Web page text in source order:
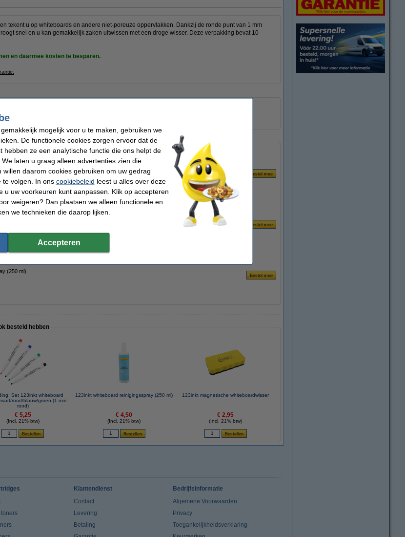
tekent u op whiteboards en andere niet-poreuze oppervlakken. Dankzij de ronde punt van 1 mm
snel en u kan gemakkelijk zaken uitwissen met een droge wisser. Deze verpakking bevat 10
en daarmee kosten te besparen.
(250 ml)
besteld hebben
Set 123inkt whiteboard
rood/blauw/groen (1 mm
rond)
€ 5,25
(Incl. 21% btw)
123inkt whiteboard reinigingsspray (250 ml)
€ 4,50
(Incl. 21% btw)
123inkt magnetische whiteboardwisser
€ 2,95
(Incl. 21% btw)
Klantendienst
Contact
Levering
Betaling
Bedrijfsinformatie
Algemene Voorwaarden
Privacy
Toegankelijkheidsverklaring
mogelijk voor u te maken, gebruiken we
De functionele cookies zorgen ervoor dat de
hebben ze een analytische functie die ons helpt de
laten u graag alleen advertenties zien die
daarom cookies gebruiken om uw gedrag
te volgen. In ons cookiebeleid leest u alles over deze
u uw voorkeuren kunt aanpassen. Klik op accepteren
weigeren? Dan plaatsen we alleen functionele en
we technieken die daarop lijken.
Accepteren